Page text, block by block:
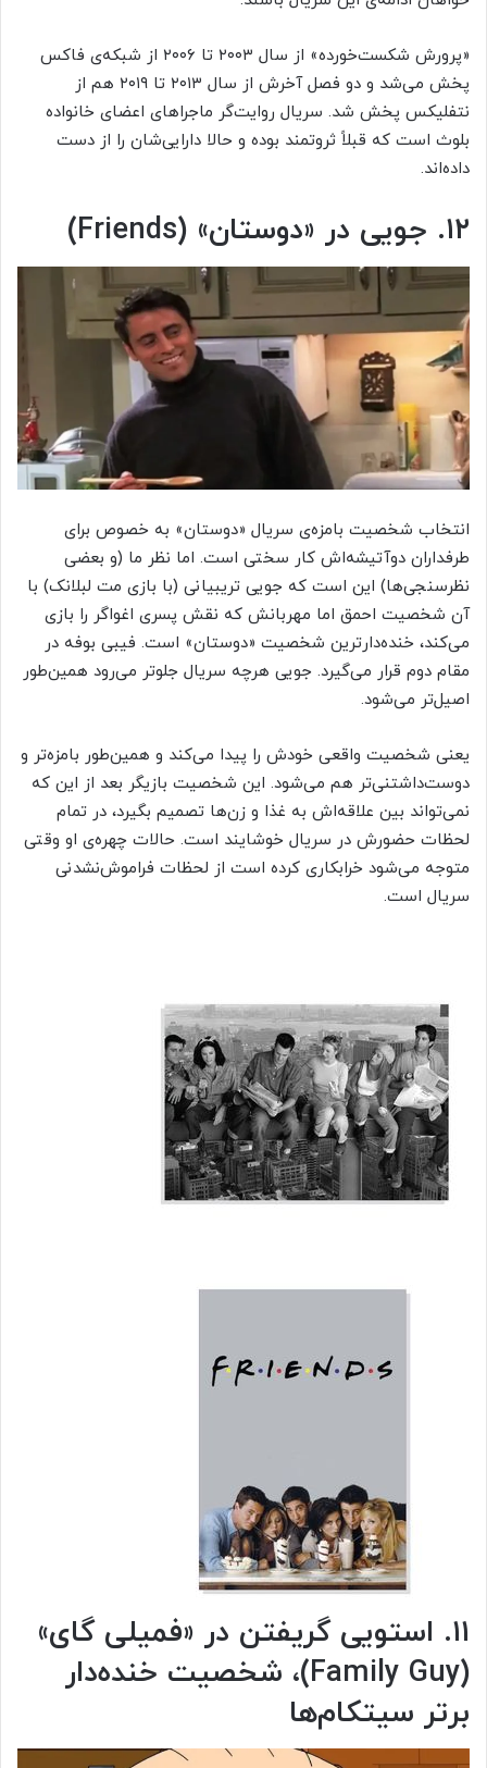
«پرورش شکست‌خورده» از سال ۲۰۰۳ تا ۲۰۰۶ از شبکه‌ی فاکس
پخش می‌شد و دو فصل آخرش از سال ۲۰۱۳ تا ۲۰۱۹ هم از
نتفلیکس پخش شد. سریال روایت‌گر ماجراهای اعضای خانواده
بلوث است که قبلاً ثروتمند بوده و حالا دارایی‌شان را از دست
داده‌اند.
۱۲. جویی در «دوستان» (Friends)
انتخاب شخصیت بامزه‌ی سریال «دوستان» به خصوص برای
طرفداران دوآتیشه‌اش کار سختی است. اما نظر ما (و بعضی
نظرسنجی‌ها) این است که جویی تریبیانی (با بازی مت لبلانک) با
آن شخصیت احمق اما مهربانش که نقش پسری اغواگر را بازی
می‌کند، خنده‌دارترین شخصیت «دوستان» است. فیبی بوفه در
مقام دوم قرار می‌گیرد. جویی هرچه سریال جلوتر می‌رود همین‌طور
اصیل‌تر می‌شود.
یعنی شخصیت واقعی خودش را پیدا می‌کند و همین‌طور بامزه‌تر و
دوست‌داشتنی‌تر هم می‌شود. این شخصیت بازیگر بعد از این که
نمی‎‌تواند بین علاقه‌اش به غذا و زن‌ها تصمیم بگیرد، در تمام
لحظات حضورش در سریال خوشایند است. حالات چهره‌ی او وقتی
متوجه می‌شود خرابکاری کرده است از لحظات فراموش‌نشدنی
سریال است.
۱۱. استویی گریفتن در «فمیلی گای»
(Family Guy)، شخصیت خنده‌دار
برتر سیتکام‌ها